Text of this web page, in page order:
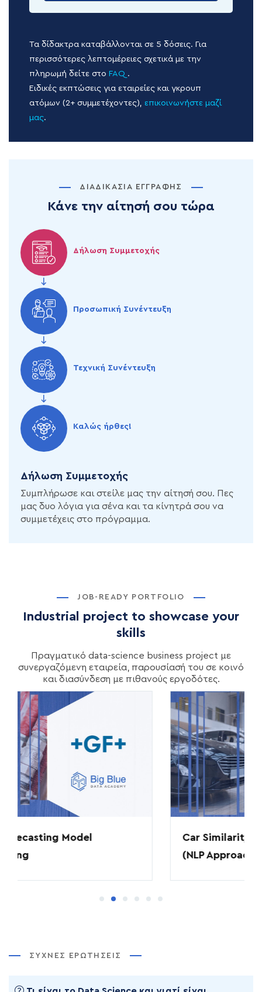
Τα δίδακτρα καταβάλλονται σε 5 δόσεις. Για
περισσότερες λεπτομέρειες σχετικά με την
πληρωμή δείτε στο FAQ .
Ειδικές εκπτώσεις για εταιρείες και γκρουπ
ατόμων (2+ συμμετέχοντες), επικοινωνήστε μαζί
μας.
ΔΙΑΔΙΚΑΣΊΑ ΕΓΓΡΑΦΉΣ
Κάνε την αίτησή σου τώρα
Δήλωση Συμμετοχής
Προσωπική Συνέντευξη
Τεχνική Συνέντευξη
Καλώς ήρθες!
Δήλωση Συμμετοχής
Συμπλήρωσε και στείλε μας την αίτησή σου. Πες
μας δυο λόγια για σένα και τα κίνητρά σου να
συμμετέχεις στο πρόγραμμα.
JOB-READY PORTFOLIO
Industrial project to showcase your
skills
Πραγματικό data-science business project με
συνεργαζόμενη εταιρεία, παρουσίασή του σε κοινό
και διασύνδεση με πιθανούς εργοδότες.
Car Similarity Matching
ΣΥΧΝΈΣ ΕΡΩΤΉΣΕΙΣ